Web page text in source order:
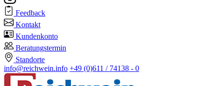
Feedback
Kontakt
Kundenkonto
Beratungstermin
Standorte
info@reichwein.info +49 (0)611 / 74138 - 0